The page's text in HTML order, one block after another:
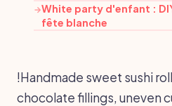
→White party d'enfant :
fête blanche
!Handmade sweet sushi
chocolate fillings, uneven